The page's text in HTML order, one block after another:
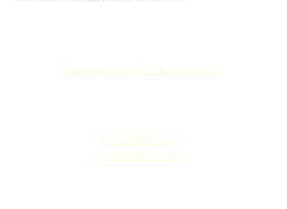
Osteopathie bij volwassenen
Osteopathie bij
kinderen/baby's